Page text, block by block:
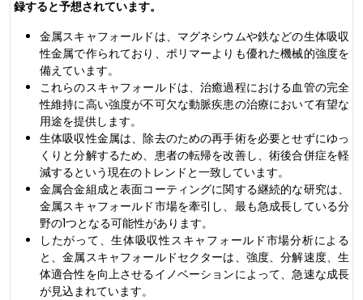
録すると予想されています。
金属スキャフォールドは、マグネシウムや鉄などの生体吸収
性金属で作られており、ポリマーよりも優れた機械的強度を
備えています。
これらのスキャフォールドは、治癒過程における血管の完全
性維持に高い強度が不可欠な動脈疾患の治療において有望な
用途を提供します。
生体吸収性金属は、除去のための再手術を必要とせずにゆっ
くりと分解するため、患者の転帰を改善し、術後合併症を軽
減するという現在のトレンドと一致しています。
金属合金組成と表面コーティングに関する継続的な研究は、
金属スキャフォールド市場を牽引し、最も急成長している分
野の1つとなる可能性があります。
したがって、生体吸収性スキャフォールド市場分析による
と、金属スキャフォールドセクターは、強度、分解速度、生
体適合性を向上させるイノベーションによって、急速な成長
が見込まれています。